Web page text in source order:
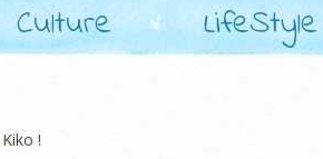
Culture LifeStyle
!